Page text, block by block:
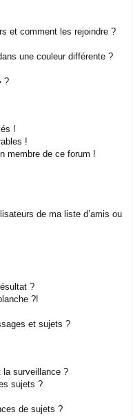
et comment les rejoindre ?
une couleur différente ?
?
!
!
membre de ce forum !
de ma liste d’amis ou
?
?!
et sujets ?
la surveillance ?
sujets ?
de sujets ?